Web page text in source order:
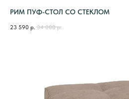
РИМ ПУФ-СТОЛ СО СТЕКЛОМ
23 590 р. 34 000 р.